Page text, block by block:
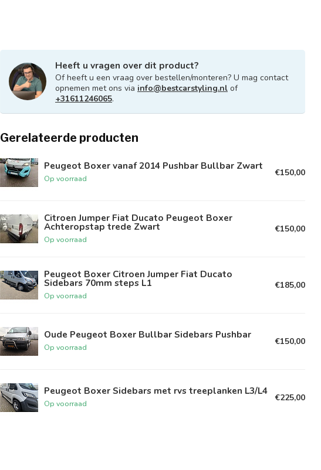
Heeft u vragen over dit product?
Of heeft u een vraag over bestellen/monteren? U mag contact
opnemen met ons via info@bestcarstyling.nl of
+31611246065.
Gerelateerde producten
Peugeot Boxer vanaf 2014 Pushbar Bullbar Zwart
Op voorraad
€150,00
Citroen Jumper Fiat Ducato Peugeot Boxer
Achteropstap trede Zwart
Op voorraad
€150,00
Peugeot Boxer Citroen Jumper Fiat Ducato
Sidebars 70mm steps L1
Op voorraad
€185,00
Oude Peugeot Boxer Bullbar Sidebars Pushbar
Op voorraad
€150,00
Peugeot Boxer Sidebars met rvs treeplanken L3/L4
Op voorraad
€225,00